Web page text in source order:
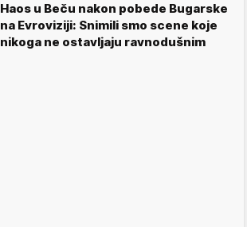
Haos u Beču nakon pobede Bugarske
na Evroviziji: Snimili smo scene koje
nikoga ne ostavljaju ravnodušnim